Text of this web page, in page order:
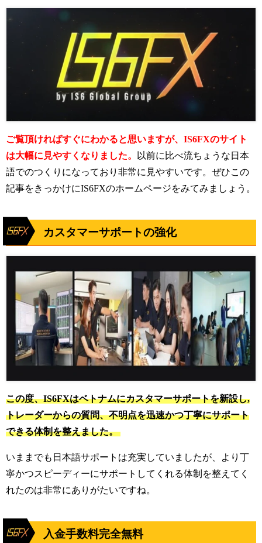
ご覧頂ければすぐにわかると思いますが、IS6FXのサイト
は大幅に見やすくなりました。
以前に比べ流ちょうな日本
語でのつくりになっており非常に見やすいです。 ぜひこの
記事をきっかけにIS6FXのホームページをみてみましょう。
カスタマーサポートの強化
この度、IS6FXはベトナムにカスタマーサポートを新設し,
トレーダーからの質問、不明点を迅速かつ丁寧にサポート
できる体制を整えました。
いままでも日本語サポートは充実していましたが、
より丁
寧かつスピーディーにサポートしてくれる体制を整えてく
れたのは非常にありがたいですね。
入金手数料完全無料